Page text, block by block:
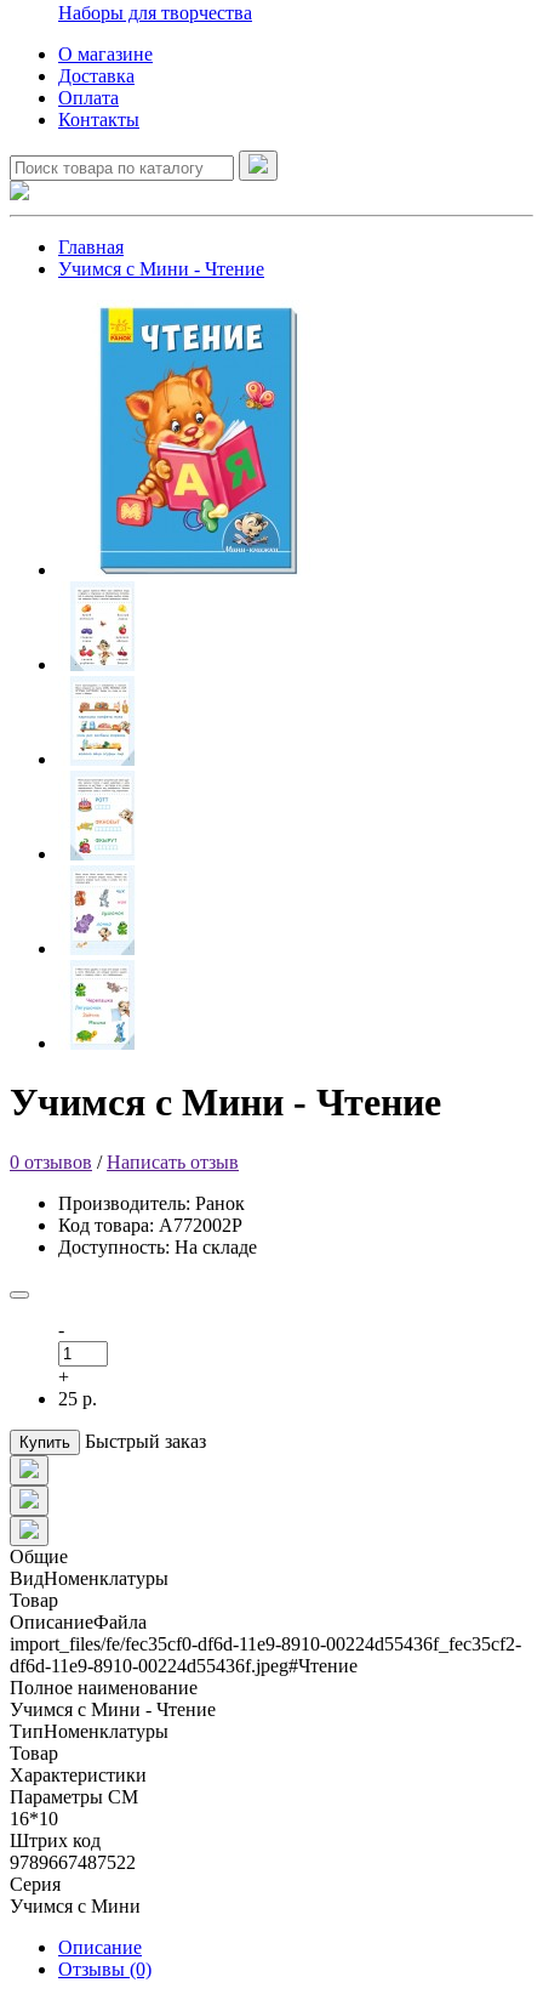
Наборы для творчества
О магазине
Доставка
Оплата
Контакты
Главная
Учимся с Мини - Чтение
Учимся с Мини - Чтение
0 отзывов /Написать отзыв
Производитель: Ранок
Код товара: А772002Р
Доступность: На складе
-
+
25 р.
Купить Быстрый заказ
Общие
ВидНоменклатуры
Товар
ОписаниеФайла
import_files/fe/fec35cf0-df6d-11e9-8910-00224d55436f_fec35cf2-
df6d-11e9-8910-00224d55436f.jpeg#Чтение
Полное наименование
Учимся с Мини - Чтение
ТипНоменклатуры
Товар
Характеристики
Параметры СМ
16*10
Штрих код
9789667487522
Серия
Учимся с Мини
Описание
Отзывы (0)